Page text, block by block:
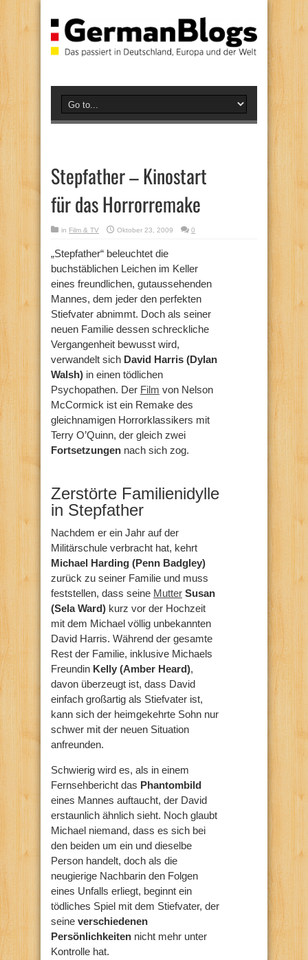
Stepfather – Kinostart
für das Horrorremake
in Film & TV Oktober 23, 2009 0
„Stepfather“ beleuchtet die
buchstäblichen Leichen im Keller
eines freundlichen, gutaussehenden
Mannes, dem jeder den perfekten
Stiefvater abnimmt. Doch als seiner
neuen Familie dessen schreckliche
Vergangenheit bewusst wird,
verwandelt sich David Harris (Dylan
Walsh) in einen tödlichen
Psychopathen. Der Film von Nelson
McCormick ist ein Remake des
gleichnamigen Horrorklassikers mit
Terry O’Quinn, der gleich zwei
Fortsetzungen nach sich zog.
Zerstörte Familienidylle
in Stepfather
Nachdem er ein Jahr auf der
Militärschule verbracht hat, kehrt
Michael Harding (Penn Badgley)
zurück zu seiner Familie und muss
feststellen, dass seine Mutter Susan
(Sela Ward) kurz vor der Hochzeit
mit dem Michael völlig unbekannten
David Harris. Während der gesamte
Rest der Familie, inklusive Michaels
Freundin Kelly (Amber Heard),
davon überzeugt ist, dass David
einfach großartig als Stiefvater ist,
kann sich der heimgekehrte Sohn nur
schwer mit der neuen Situation
anfreunden.
Schwierig wird es, als in einem
Fernsehbericht das Phantombild
eines Mannes auftaucht, der David
erstaunlich ähnlich sieht. Noch glaubt
Michael niemand, dass es sich bei
den beiden um ein und dieselbe
Person handelt, doch als die
neugierige Nachbarin den Folgen
eines Unfalls erliegt, beginnt ein
tödliches Spiel mit dem Stiefvater, der
seine verschiedenen
Persönlichkeiten nicht mehr unter
Kontrolle hat.